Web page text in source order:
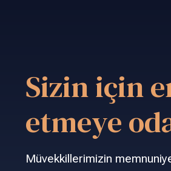
Sizin için
etmeye
Müvekkillerimizin